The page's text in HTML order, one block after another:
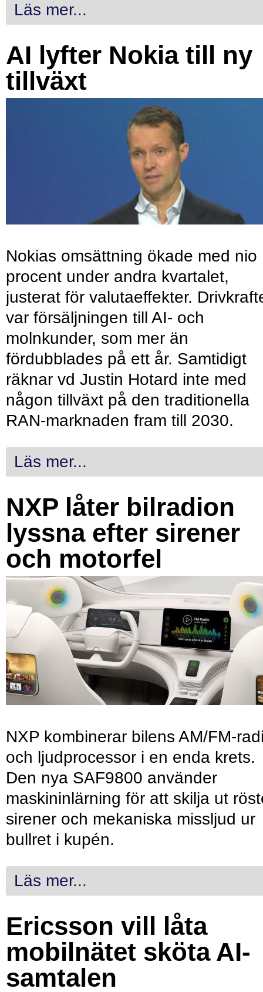
Läs mer...
AI lyfter Nokia till ny
tillväxt
Nokias omsättning ökade med nio
procent under andra kvartalet,
justerat för valutaeffekter.
var försäljningen till AI- och
molnkunder, som mer än
fördubblades på ett år. Samtidigt
räknar vd Justin Hotard inte med
någon tillväxt på den traditionella
RAN-marknaden fram till 2030.
Läs mer...
NXP låter bilradion
lyssna efter sirener
och motorfel
NXP kombinerar bilens AM/FM-
och ljudprocessor i en enda krets.
Den nya SAF9800 använder
maskininlärning för att skilja ut
sirener och mekaniska missljud ur
bullret i kupén.
Läs mer...
Ericsson vill låta
mobilnätet sköta AI-
samtalen